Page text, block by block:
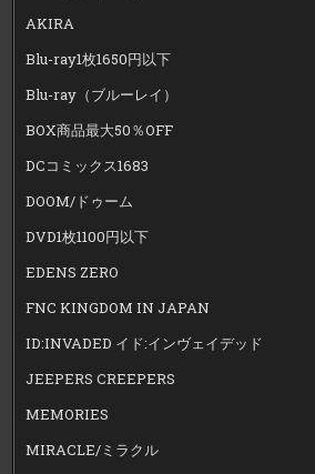
AKIRA
Blu-ray1枚1650円以下
Blu-ray（ブルーレイ）
BOX商品最大50％OFF
DCコミックス1683
DOOM/ドゥーム
DVD1枚1100円以下
EDENS ZERO
FNC KINGDOM IN JAPAN
ID:INVADED イド:インヴェイデッド
JEEPERS CREEPERS
MEMORIES
MIRACLE/ミラクル